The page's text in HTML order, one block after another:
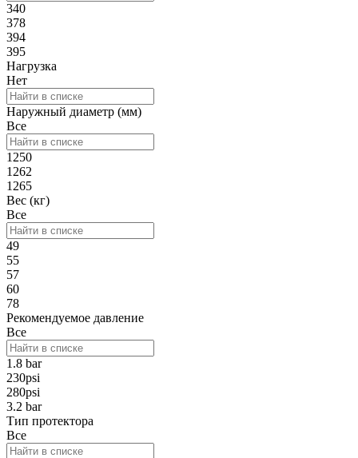
340
378
394
395
Нагрузка
Нет
Наружный диаметр (мм)
Все
1250
1262
1265
Вес (кг)
Все
49
55
57
60
78
Рекомендуемое давление
Все
1.8 bar
230psi
280psi
3.2 bar
Тип протектора
Все